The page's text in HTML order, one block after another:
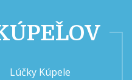
Lúčky Kúpele